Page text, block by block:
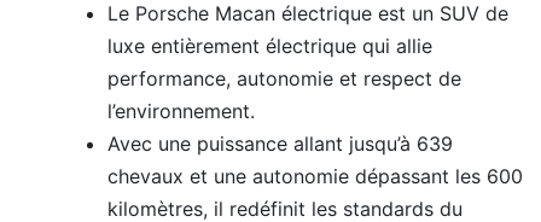
Le Porsche Macan électrique est un SUV de
luxe entièrement électrique qui allie
performance, autonomie et respect de
l’environnement.
Avec une puissance allant jusqu’à 639
chevaux et une autonomie dépassant les 600
kilomètres, il redéfinit les standards du